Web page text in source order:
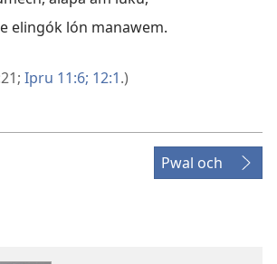
elingók lón manawem.
Ipru 11:6; 12:1.)
Pwal och